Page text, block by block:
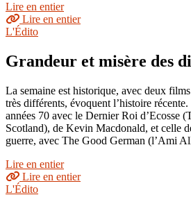
Lire en entier
Lire en entier
L'Édito
Grandeur et misère des
La semaine est historique, avec deux
très différents, évoquent l’histoire
années 70 avec le Dernier Roi d’Ecosse
Scotland), de Kevin Macdonald, et celle
guerre, avec The Good German (l’Ami
Lire en entier
Lire en entier
L'Édito